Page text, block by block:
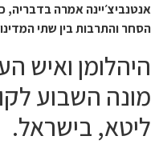
אמרה בדבריה, כי
והתרבות בין שתי המדינות.
ואיש
השבוע
בישראל.